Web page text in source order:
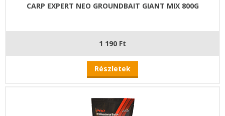
CARP EXPERT NEO GROUNDBAIT GIANT MIX 800G
1 190 Ft
Részletek